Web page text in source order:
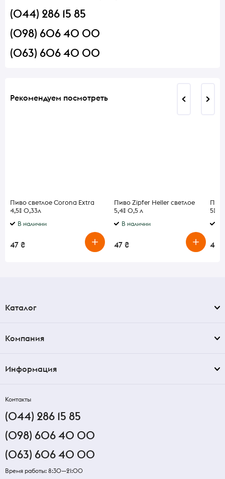
(044) 286 15 85
(098) 606 40 00
(063) 606 40 00
Рекомендуем посмотреть
Пиво светлое Corona Extra
4,5% 0,33л
В наличии
47 ₴
Пиво Zipfer Heller светлое
5,4% 0,5 л
В наличии
47 ₴
5%
46 ₴
Каталог
Компания
Информация
Контакты
(044) 286 15 85
(098) 606 40 00
(063) 606 40 00
Время работы: 8:30—21:00